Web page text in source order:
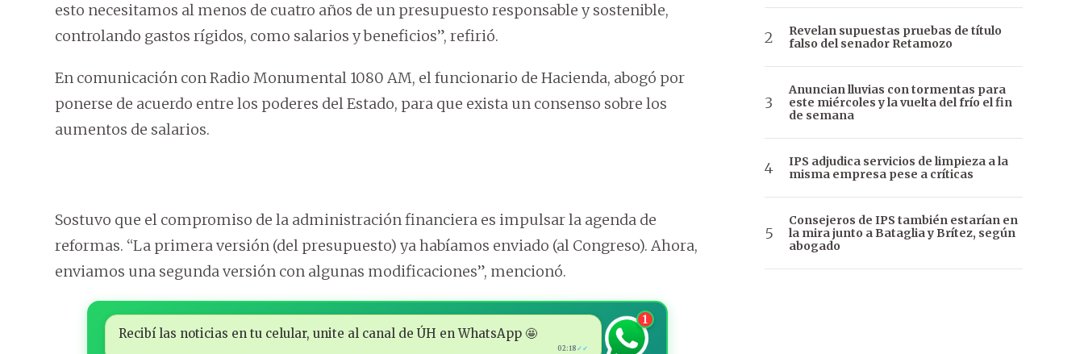
esto necesitamos al menos de cuatro años de un presupuesto responsable y sostenible,
controlando gastos rígidos, como salarios y beneficios”, refirió.
En comunicación con Radio Monumental 1080 AM, el funcionario de Hacienda, abogó por
ponerse de acuerdo entre los poderes del Estado, para que exista un consenso sobre los
aumentos de salarios.
Sostuvo que el compromiso de la administración financiera es impulsar la agenda de
reformas. “La primera versión (del presupuesto) ya habíamos enviado (al Congreso). Ahora,
enviamos una segunda versión con algunas modificaciones”, mencionó.
Recibí las noticias en tu celular, unite al canal de ÚH en WhatsApp 🤩
02:18 ✓✓
1
Revelan supuestas pruebas de título
falso del senador Retamozo
Anuncian lluvias con tormentas para
este miércoles y la vuelta del frío el fin
de semana
IPS adjudica servicios de limpieza a la
misma empresa pese a críticas
Consejeros de IPS también estarían en
la mira junto a Bataglia y Brítez, según
abogado